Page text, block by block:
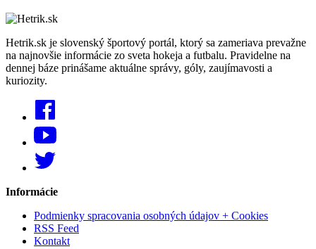
Hetrik.sk je slovenský športový portál, ktorý sa zameriava prevažne
na najnovšie informácie zo sveta hokeja a futbalu. Pravidelne na
dennej báze prinášame aktuálne správy, góly, zaujímavosti a
kuriozity.
Informácie
Podmienky spracovania osobných údajov + Cookies
RSS Feed
Kontakt